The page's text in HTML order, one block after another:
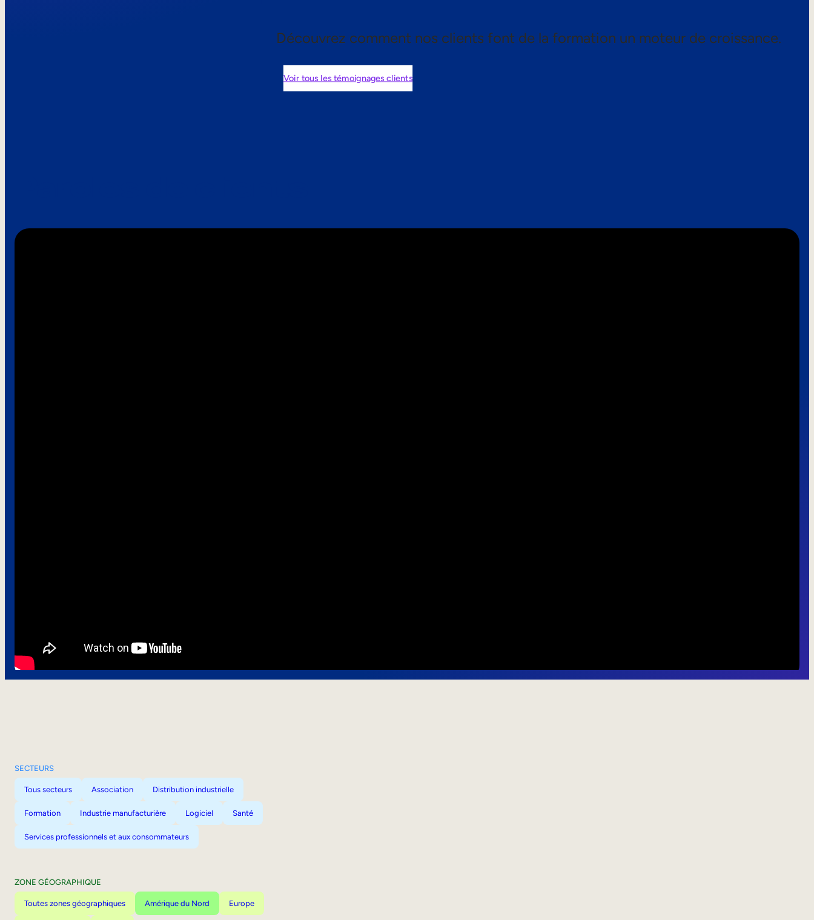
Découvrez comment nos clients font de la formation un moteur de croissance.
Voir tous les témoignages clients
SECTEURS
Tous secteurs Association Distribution industrielle
Formation Industrie manufacturière Logiciel Santé
Services professionnels et aux consommateurs
ZONE GÉOGRAPHIQUE
Toutes zones géographiques Amérique du Nord Europe